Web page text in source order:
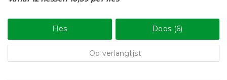
Fles Doos (6)
Op verlanglijst